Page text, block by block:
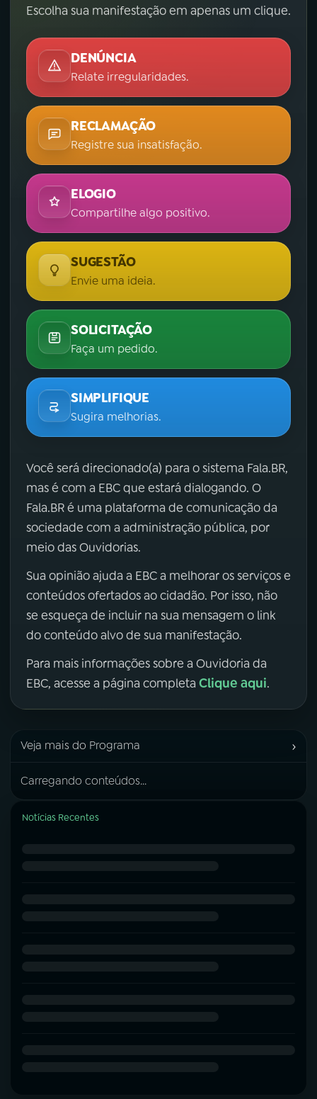
Escolha sua manifestação em apenas um clique.
DENÚNCIA
Relate irregularidades.
RECLAMAÇÃO
Registre sua insatisfação.
ELOGIO
Compartilhe algo positivo.
SUGESTÃO
Envie uma ideia.
SOLICITAÇÃO
Faça um pedido.
SIMPLIFIQUE
Sugira melhorias.
Você será direcionado(a) para o sistema Fala.BR,
mas é com a EBC que estará dialogando. O
Fala.BR é uma plataforma de comunicação da
sociedade com a administração pública, por
meio das Ouvidorias.
Sua opinião ajuda a EBC a melhorar os serviços e
conteúdos ofertados ao cidadão. Por isso, não
se esqueça de incluir na sua mensagem o link
do conteúdo alvo de sua manifestação.
Para mais informações sobre a Ouvidoria da
EBC, acesse a página completa Clique aqui.
Veja mais do Programa ›
Carregando conteúdos...
Notícias Recentes